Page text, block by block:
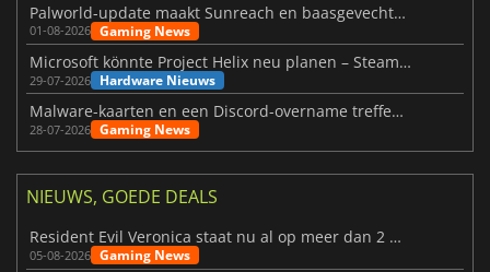
Palworld-update maakt Sunreach en baasgevechten stabieler
01-08-2026 Gaming News
Microsoft könnte Project Helix neu planen – Steam-Support wackelt
29-07-2026 Hardware Nieuws
Malware-kaarten en een Discord-overname treffen Meccha Chameleon
28-07-2026 Gaming News
NIEUWS, GOEDE DEALS
Resident Evil Veronica staat nu al op meer dan 2 miljoen verlanglijstjes
05-08-2026 Gaming News